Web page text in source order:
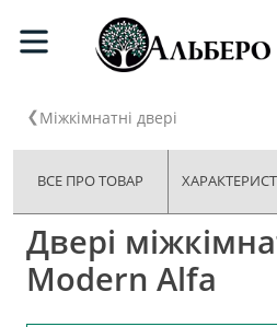
Міжкімнатні двері
ВСЕ ПРО ТОВАР
Двері
Modern Alfa